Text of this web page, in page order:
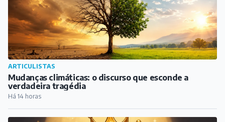
ARTICULISTAS
Diário de uma forasteira – Semana 21: A melhor da
cidade
Há 15 horas